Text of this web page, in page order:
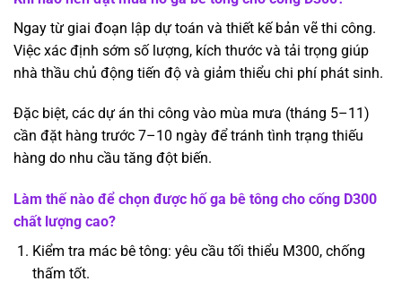
Ngay từ giai đoạn lập dự toán và thiết kế bản vẽ thi công.
Việc xác định sớm số lượng, kích thước và tải trọng giúp
nhà thầu chủ động tiến độ và giảm thiểu chi phí phát sinh.
Đặc biệt, các dự án thi công vào mùa mưa (tháng 5–11)
cần đặt hàng trước 7–10 ngày để tránh tình trạng thiếu
hàng do nhu cầu tăng đột biến.
Làm thế nào để chọn được hố ga bê tông cho cống D300
chất lượng cao?
Kiểm tra mác bê tông: yêu cầu tối thiểu M300, chống
thấm tốt.